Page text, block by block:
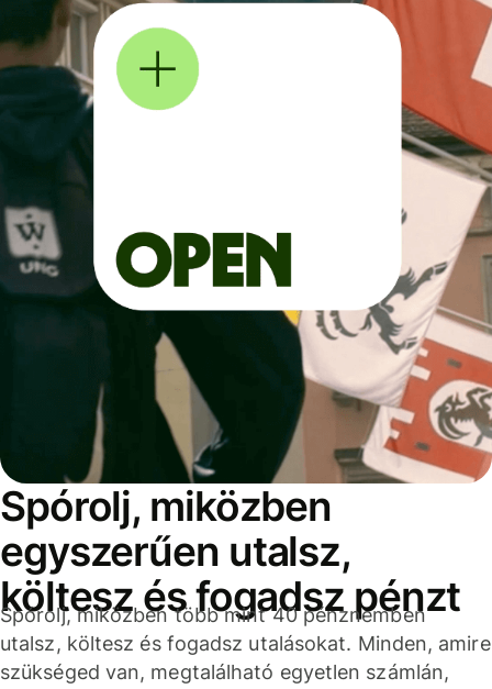
Spórolj, miközben
egyszerűen utalsz,
költesz és fogadsz pénzt
Spórolj, miközben több mint 40 pénznemben
utalsz, költesz és fogadsz utalásokat. Minden, amire
szükséged van, megtalálható egyetlen számlán,